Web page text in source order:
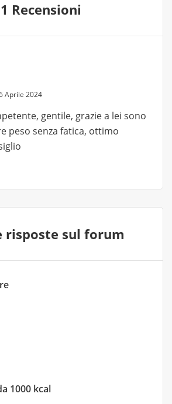
1 Recensioni
Aprile 2024
gentile, grazie a lei sono
peso senza fatica, ottimo
risposte sul forum
1000 kcal